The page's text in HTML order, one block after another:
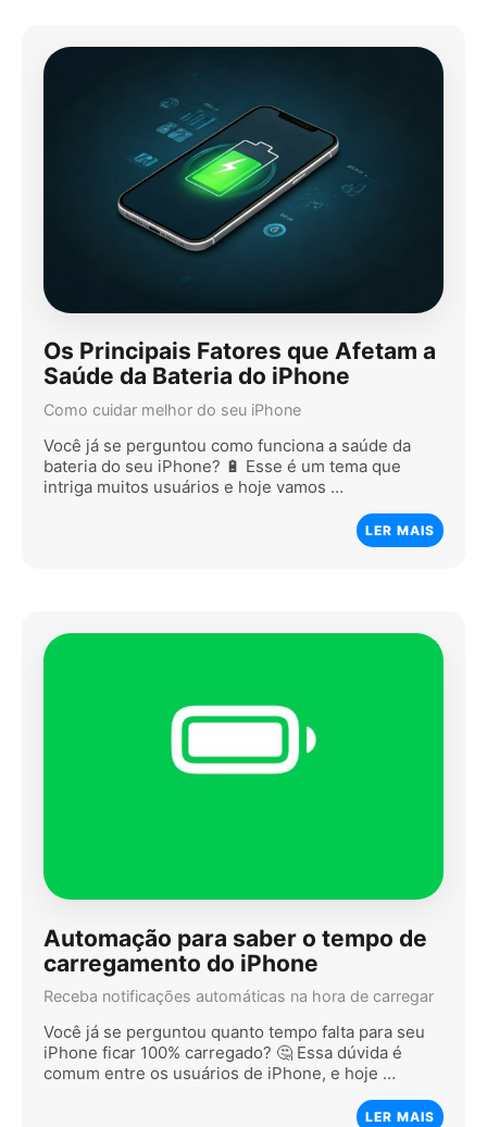
Os Principais Fatores que Afetam a
Saúde da Bateria do iPhone
Como cuidar melhor do seu iPhone
Você já se perguntou como funciona a saúde da
bateria do seu iPhone? 🔋 Esse é um tema que
intriga muitos usuários e hoje vamos …
LER MAIS
Automação para saber o tempo de
carregamento do iPhone
Receba notificações automáticas na hora de carregar
Você já se perguntou quanto tempo falta para seu
iPhone ficar 100% carregado? 🤔 Essa dúvida é
comum entre os usuários de iPhone, e hoje …
LER MAIS